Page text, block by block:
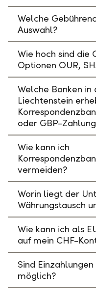
Welche
Auswahl?
Wie hoch sind die
Optionen OUR,
Welche Banken in
Liechtenstein
oder GBP-
Wie kann ich
vermeiden?
Worin liegt der
Währungstausch
Wie kann ich als
auf mein CHF-
Sind
möglich?